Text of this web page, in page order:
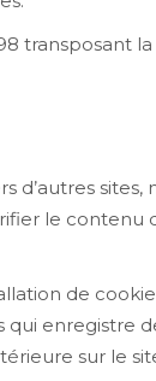
transposant
sites,
le contenu
de
enregistre
sur le